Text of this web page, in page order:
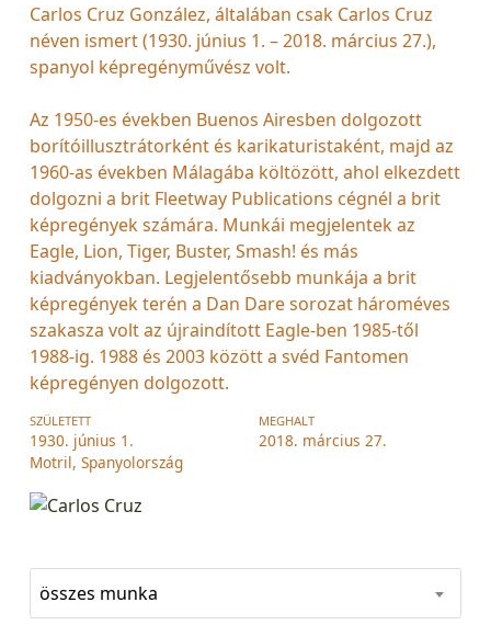
Carlos Cruz González, általában csak Carlos Cruz
néven ismert (1930. június 1. – 2018. március 27.),
spanyol képregényművész volt.
Az 1950-es években Buenos Airesben dolgozott
borítóillusztrátorként és karikaturistaként, majd az
1960-as években Málagába költözött, ahol elkezdett
dolgozni a brit Fleetway Publications cégnél a brit
képregények számára. Munkái megjelentek az
Eagle, Lion, Tiger, Buster, Smash! és más
kiadványokban. Legjelentősebb munkája a brit
képregények terén a Dan Dare sorozat hároméves
szakasza volt az újraindított Eagle-ben 1985-től
1988-ig. 1988 és 2003 között a svéd Fantomen
képregényen dolgozott.
SZÜLETETT
1930. június 1.
Motril, Spanyolország
MEGHALT
2018. március 27.
összes munka